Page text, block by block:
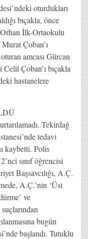
oturdukları
bıçakla, önce
İlk-Ortaokulu
Çoban’ı
amcası Gürcan
Çoban’ı bıçakla
hastanelere
Tekirdağ
tedavi
kaybetti. Polis
sınıf öğrencisi
Başsavcılığı, A.Ç.
A.Ç.’nin ‘Üst
ve
bugün
başlandı. Tutuklu